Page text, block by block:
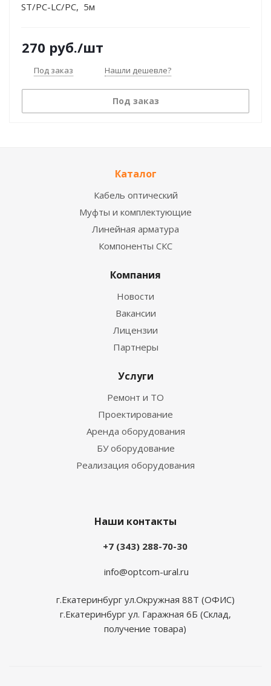
ST/PC-LC/PC, 5м
270 руб./шт
Под заказ Нашли дешевле?
Под заказ
Каталог
Кабель оптический
Муфты и комплектующие
Линейная арматура
Компоненты СКС
Компания
Новости
Вакансии
Лицензии
Партнеры
Услуги
Ремонт и ТО
Проектирование
Аренда оборудования
БУ оборудование
Реализация оборудования
Наши контакты
+7 (343) 288-70-30
info@optcom-ural.ru
г.Екатеринбург ул.Окружная 88Т (ОФИС)
г.Екатеринбург ул. Гаражная 6Б (Склад,
получение товара)